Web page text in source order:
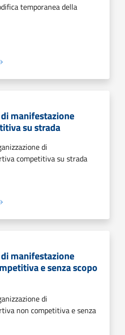
temporanea della
manifestazione
su strada
di
competitiva su strada
manifestazione
e senza scopo
di
non competitiva e senza